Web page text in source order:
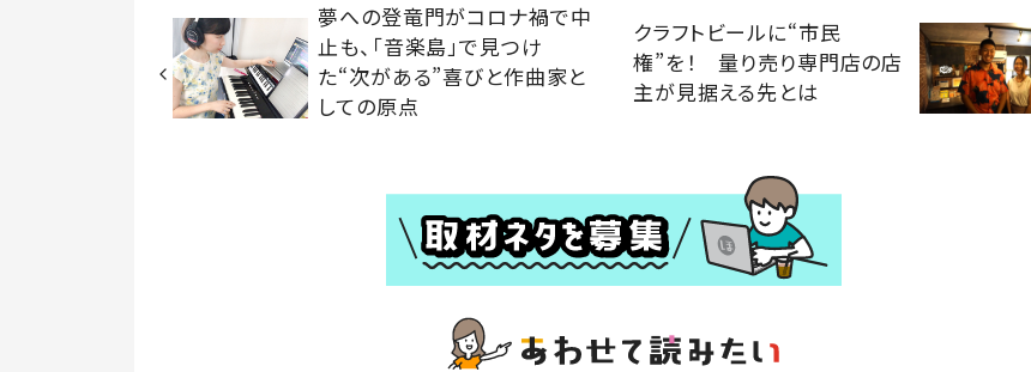
夢への登竜門がコロナ禍で中
止も、「音楽島」で見つけ
た“次がある”喜びと作曲家と
しての原点
クラフトビールに“市民
権”を！ 量り売り専門店の店
主が見据える先とは